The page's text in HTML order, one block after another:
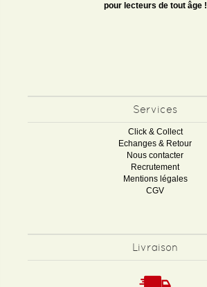
pour lecteurs de tout âge !
Services
Click & Collect
Echanges & Retour
Nous contacter
Recrutement
Mentions légales
CGV
Livraison